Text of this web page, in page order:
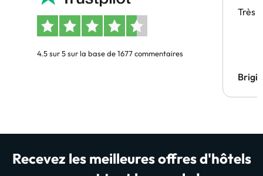
4.5 sur 5 sur la base de 1677 commentaires
Très
Recevez les meilleures offres d'hôtels